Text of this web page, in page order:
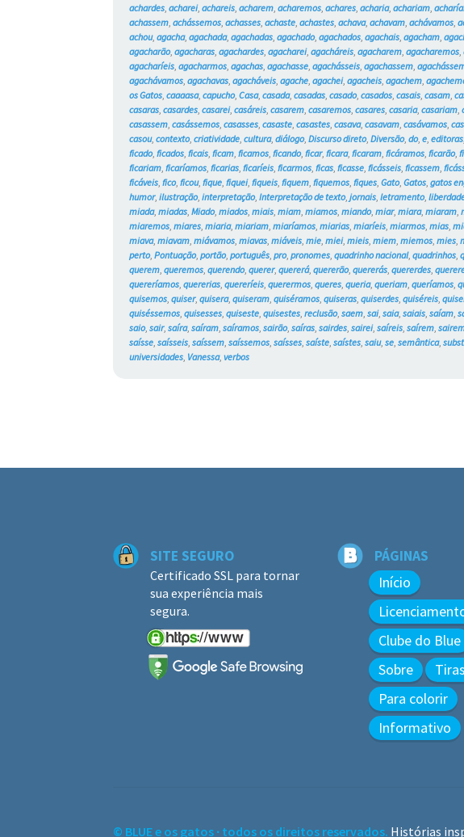
achardes ,acharei,achareis ,acharem ,acharemos ,achares ,acharia,achariam ,
achassem ,achássemos ,achasses ,achaste ,achastes ,achava,achavam ,achávamos ,
achou,agacha,agachada,agachadas ,agachado,agachados ,agachais ,agacham ,
agacharão,agacharas ,agachardes ,agacharei,agacháreis ,agacharem ,agacharemos ,
agacharíeis ,agacharmos ,agachas ,agachasse ,agachásseis ,agachassem ,
agachávamos ,agachavas ,agacháveis ,agache ,agachei,agacheis ,agachem ,
os Gatos ,caaaasa,capucho,Casa,casada,casadas ,casado,casados ,casais ,casam ,
casaras ,casardes ,casarei,casáreis ,casarem ,casaremos ,casares ,casaria,casariam ,
casassem ,casássemos ,casasses ,casaste ,casastes ,casava,casavam ,casávamos ,
casou,contexto,criatividade ,cultura,diálogo,Discurso direto,Diversão,do,e ,editoras
ficado,ficados ,ficais ,ficam ,ficamos ,ficando,ficar,ficara,ficaram ,ficáramos ,ficarão,
ficariam ,ficaríamos ,ficarias ,ficaríeis ,ficarmos ,ficas ,ficasse ,ficásseis ,ficassem ,
ficáveis ,fico,ficou,fique ,fiquei,fiqueis ,fiquem ,fiquemos ,fiques ,Gato,Gatos ,gatos
humor,ilustração,interpretação,Interpretação de texto,jornais ,letramento,
miada,miadas ,Miado,miados ,miais ,miam ,miamos ,miando,miar,miara,miaram ,
miaremos ,miares ,miaria,miariam ,miaríamos ,miarias ,miaríeis ,miarmos ,mias ,
miava,miavam ,miávamos ,miavas ,miáveis ,mie ,miei,mieis ,miem ,miemos ,mies ,
perto,Pontuação,portão,português ,pro,pronomes ,quadrinho nacional,quadrinhos ,
querem ,queremos ,querendo,querer,quererá,quererão,quererás ,quererdes ,
quereríamos ,quererias ,quereríeis ,querermos ,queres ,queria,queriam ,queríamos ,
quisemos ,quiser,quisera,quiseram ,quiséramos ,quiseras ,quiserdes ,quiséreis ,
quiséssemos ,quisesses ,quiseste ,quisestes ,reclusão,saem ,sai,saia,saiais ,saíam ,
saio,sair,saíra,saíram ,saíramos ,sairão,saíras ,sairdes ,sairei,saíreis ,saírem ,
saísse ,saísseis ,saíssem ,saíssemos ,saísses ,saíste ,saístes ,saiu,se ,semântica,
universidades Vanessa,verbos
SITE SEGURO
Certificado SSL para tornar
sua experiência mais
segura.
PÁGINAS
Início
Clube do Blue
Sobre
Tiras
Para colorir
Informativo
© BLUE e os gatos ∙ todos os direitos reservados. Histórias